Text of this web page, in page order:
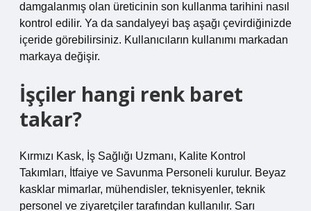
damgalanmış olan üreticinin son kullanma tarihini nasıl
kontrol edilir. Ya da sandalyeyi baş aşağı çevirdiğinizde
içeride görebilirsiniz. Kullanıcıların kullanımı markadan
markaya değişir.
İşçiler hangi renk baret
takar?
Kırmızı Kask, İş Sağlığı Uzmanı, Kalite Kontrol
Takımları, İtfaiye ve Savunma Personeli kurulur. Beyaz
kasklar mimarlar, mühendisler, teknisyenler, teknik
personel ve ziyaretçiler tarafından kullanılır. Sarı